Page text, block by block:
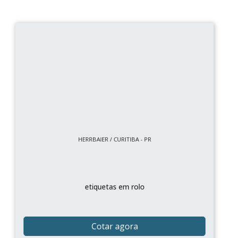
HERRBAIER / CURITIBA - PR
etiquetas em rolo
Cotar agora